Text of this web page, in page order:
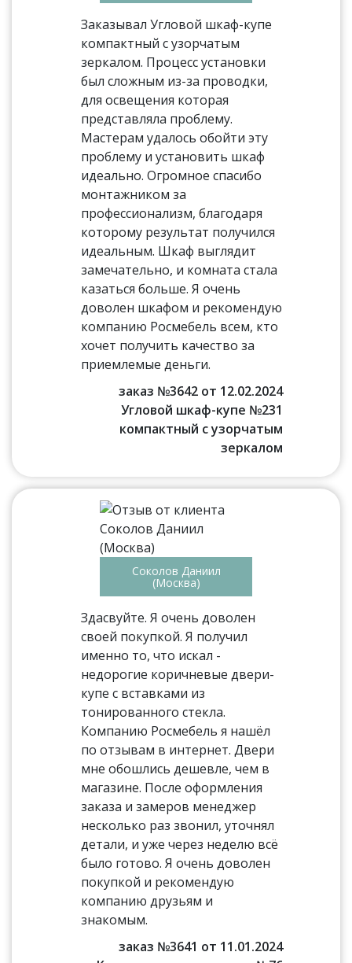
Заказывал Угловой шкаф-купе
компактный с узорчатым
зеркалом. Процесс установки
был сложным из-за проводки,
для освещения которая
представляла проблему.
Мастерам удалось обойти эту
проблему и установить шкаф
идеально. Огромное спасибо
монтажником за
профессионализм, благодаря
которому результат получился
идеальным. Шкаф выглядит
замечательно, и комната стала
казаться больше. Я очень
доволен шкафом и рекомендую
компанию Росмебель всем, кто
хочет получить качество за
приемлемые деньги.
заказ №3642 от 12.02.2024
Угловой шкаф-купе №231
компактный с узорчатым
зеркалом
Соколов Даниил
(Москва)
Здасвуйте. Я очень доволен
своей покупкой. Я получил
именно то, что искал -
недорогие коричневые двери-
купе с вставками из
тонированного стекла.
Компанию Росмебель я нашёл
по отзывам в интернет. Двери
мне обошлись дешевле, чем в
магазине. После оформления
заказа и замеров менеджер
несколько раз звонил, уточнял
детали, и уже через неделю всё
было готово. Я очень доволен
покупкой и рекомендую
компанию друзьям и
знакомым.
заказ №3641 от 11.01.2024